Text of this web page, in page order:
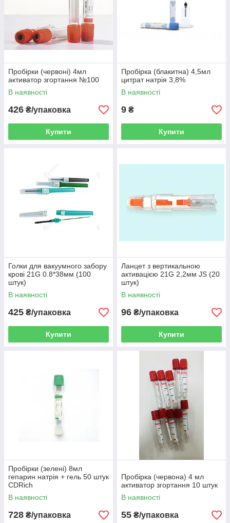
Пробірки (червоні) 4мл
активатор згортання №100
В наявності
426 ₴/упаковка
Купити
Пробірка (блакитна) 4,5мл
цитрат натрія 3,8%
В наявності
9 ₴
Купити
Голки для вакуумного забору
крові 21G 0.8*38мм (100
штук)
В наявності
425 ₴/упаковка
Купити
Ланцет з вертикальною
активацією 21G 2,2мм JS (20
штук)
В наявності
96 ₴/упаковка
Купити
Пробірки (зелені) 8мл
гепарин натрія + гель 50 штук
CDRich
В наявності
728 ₴/упаковка
Пробірка (червона) 4 мл
активатор згортання 10 штук
В наявності
55 ₴/упаковка